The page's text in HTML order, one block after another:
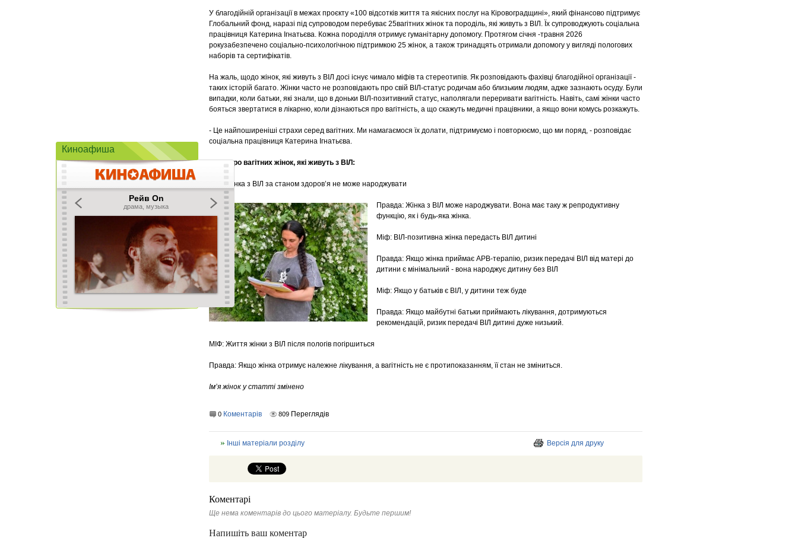
У благодійній організації в межах проєкту «100 відсотків життя та якісних послуг на Кіровоградщині», який фінансово підтримує
Глобальний фонд, наразі під супроводом перебуває 25вагітних жінок та породіль, які живуть з ВІЛ. Їх супроводжують соціальна
працівниця Катерина Ігнатьєва. Кожна породілля отримує гуманітарну допомогу. Протягом січня -травня 2026
рокузабезпечено соціально-психологічною підтримкою 25 жінок, а також тринадцять отримали допомогу у вигляді пологових
наборів та сертифікатів.
На жаль, щодо жінок, які живуть з ВІЛ досі існує чимало міфів та стереотипів. Як розповідають фахівці благодійної організації -
таких історій багато. Жінки часто не розповідають про свій ВІЛ-статус родичам або близьким людям, адже зазнають осуду. Були
випадки, коли батьки, які знали, що в доньки ВІЛ-позитивний статус, наполягали переривати вагітність. Навіть, самі жінки часто
бояться звертатися в лікарню, коли дізнаються про вагітність, а що скажуть медичні працівники, а якщо вони комусь розкажуть.
- Це найпоширеніші страхи серед вагітних. Ми намагаємося їх долати, підтримуємо і повторюємо, що ми поряд, - розповідає
соціальна працівниця Катерина Ігнатьєва.
Міфи про вагітних жінок, які живуть з ВІЛ:
МІФ: Жінка з ВІЛ за станом здоров’я не може народжувати
Правда: Жінка з ВІЛ може народжувати. Вона має таку ж репродуктивну
функцію, як і будь-яка жінка.
Міф: ВІЛ-позитивна жінка передасть ВІЛ дитині
Правда: Якщо жінка приймає АРВ-терапію, ризик передачі ВІЛ від матері до
дитини є мінімальний - вона народжує дитину без ВІЛ
Міф: Якщо у батьків є ВІЛ, у дитини теж буде
Правда: Якщо майбутні батьки приймають лікування, дотримуються
рекомендацій, ризик передачі ВІЛ дитині дуже низький.
МІФ: Життя жінки з ВІЛ після пологів погіршиться
Правда: Якщо жінка отримує належне лікування, а вагітність не є протипоказанням, її стан не зміниться.
Ім’я жінок у статті змінено
0 Коментарів 809 Переглядів
Інші матеріали розділу Версія для друку
Коментарі
Ще нема коментарів до цього матеріалу. Будьте першим!
Напишіть ваш коментар
Киноафиша